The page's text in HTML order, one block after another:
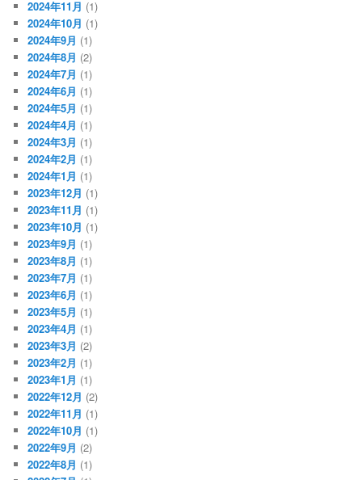
2024年11月 (1)
2024年10月 (1)
2024年9月 (1)
2024年8月 (2)
2024年7月 (1)
2024年6月 (1)
2024年5月 (1)
2024年4月 (1)
2024年3月 (1)
2024年2月 (1)
2024年1月 (1)
2023年12月 (1)
2023年11月 (1)
2023年10月 (1)
2023年9月 (1)
2023年8月 (1)
2023年7月 (1)
2023年6月 (1)
2023年5月 (1)
2023年4月 (1)
2023年3月 (2)
2023年2月 (1)
2023年1月 (1)
2022年12月 (2)
2022年11月 (1)
2022年10月 (1)
2022年9月 (2)
2022年8月 (1)